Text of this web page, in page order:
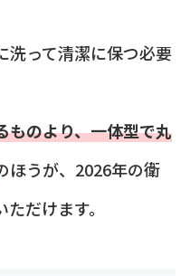
洗って清潔に保つ必要
ものより、一体型で丸
ほうが、2026年の衛
だけます。